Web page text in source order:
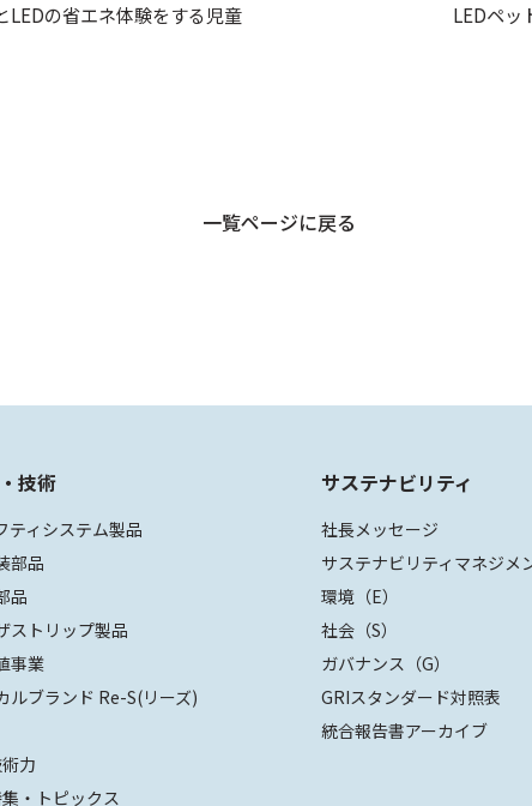
LEDの省エネ体験をする児童 LEDペッ
一覧ページに戻る
技術
ティシステム製品
部品
品
ストリップ製品
事業
ルブランド Re-S(リーズ)
力
・トピックス
サステナビリティ
社長メッセージ
サステナビリティマネジメ
環境（E）
社会（S）
ガバナンス（G）
GRIスタンダード対照表
統合報告書アーカイブ